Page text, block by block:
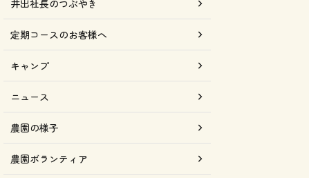
井出社長のつぶやき
定期コースのお客様へ
キャンプ
ニュース
農園の様子
農園ボランティア